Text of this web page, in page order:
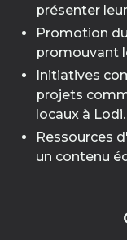
présenter
Promotion
promouvant
Initiatives
projets
locaux à Lodi.
Ressources
un contenu